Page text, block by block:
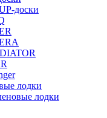
доски
лодки
лодки